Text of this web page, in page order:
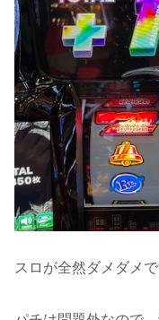
スロが全然ダメダメ